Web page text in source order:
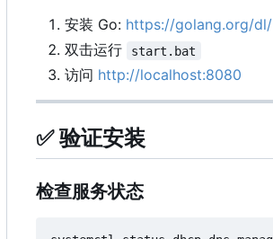
安装 Go: https://golang.org/dl/
双击运行
start.bat
访问 http://localhost:8080
✅验证安装
检查服务状态